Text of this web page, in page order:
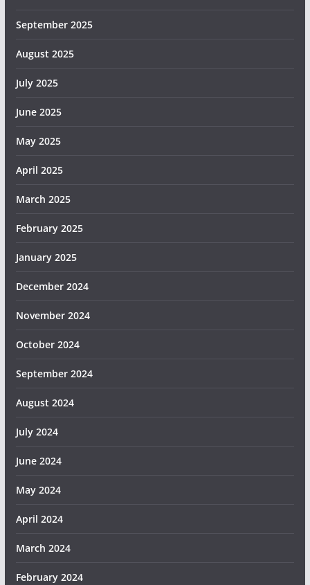
September 2025
August 2025
July 2025
June 2025
May 2025
April 2025
March 2025
February 2025
January 2025
December 2024
November 2024
October 2024
September 2024
August 2024
July 2024
June 2024
May 2024
April 2024
March 2024
February 2024